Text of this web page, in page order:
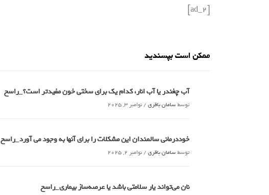
[ad_2]
ممکن است بپسندید
آب چغندر یا آب انار، کدام‌ یک برای سختی خون مفیدتر است؟_راسخ
توسطسامان باقری / نوامبر 3, 2025
خوددرمانی سالمندان این مشکلات را برای آنها به وجود می آورد_راسخ
توسطسامان باقری / نوامبر 2, 2025
نان می‌تواند یار سلامتی باشد یا عرصه‌ساز بیماری_راسخ